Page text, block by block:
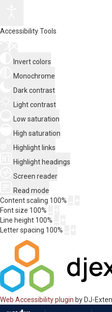
Accessibility Tools
Invert colors
Monochrome
Dark contrast
Light contrast
Low saturation
High saturation
Highlight links
Highlight headings
Screen reader
Read mode
Content scaling 100%
Font size 100%
Line height 100%
Letter spacing 100%
Web Accessibility plugin by DJ-